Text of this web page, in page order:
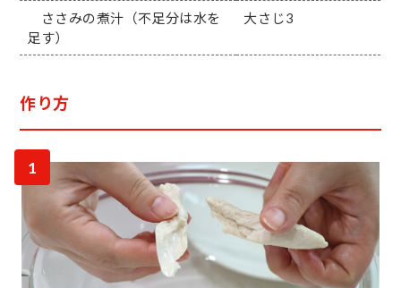
ささみの煮汁（不足分は水を
足す）
大さじ3
作り方
1